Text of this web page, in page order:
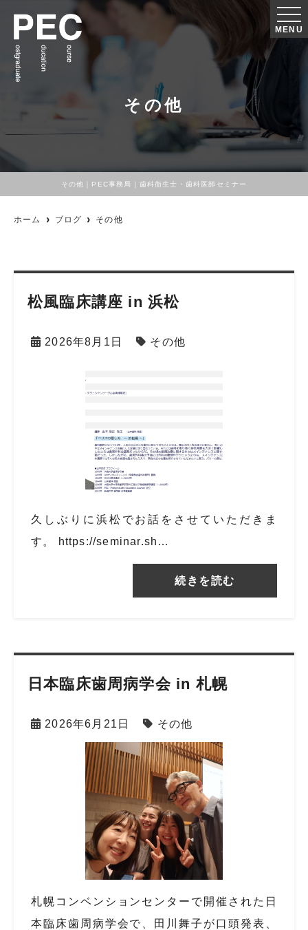
MENU
その他
その他｜PEC事務局｜歯科衛生士・歯科医師セミナー
ホーム ブログ その他
松風臨床講座 in 浜松
2026年8月1日 その他
久しぶりに浜松でお話をさせていただきま
す。 https://seminar.sh…
続きを読む
日本臨床歯周病学会 in 札幌
2026年6月21日 その他
札幌コンベンションセンターで開催された日
本臨床歯周病学会で、田川舞子が口頭発表、